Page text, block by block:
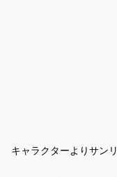
キャラクターよりサン